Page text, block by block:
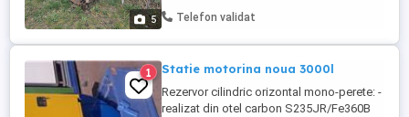
5 Telefon validat
1 Statie motorina noua 3000l
Rezervor cilindric orizontal mono-perete: -
realizat din otel carbon S235JR/Fe360B